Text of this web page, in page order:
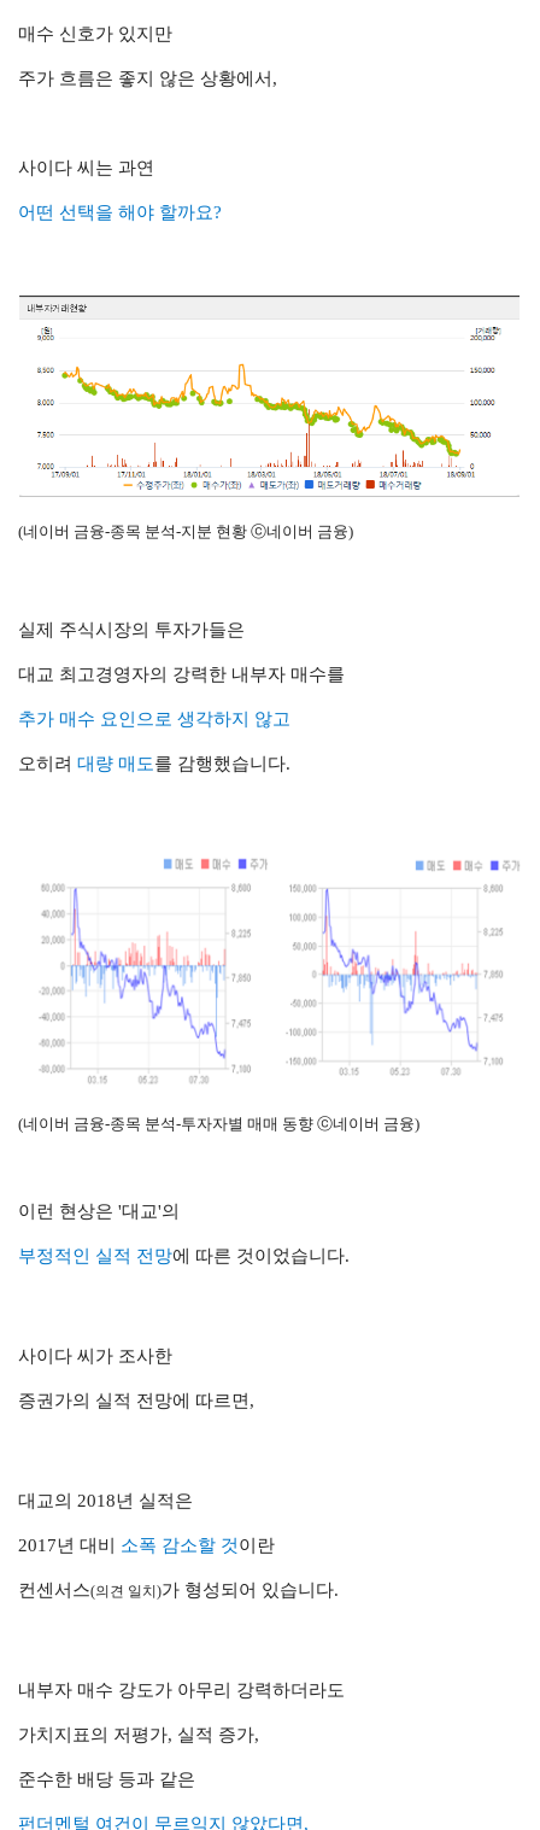
매수 신호가 있지만
주가 흐름은 좋지 않은 상황에서,
사이다 씨는 과연
어떤 선택을 해야 할까요?
(네이버 금융-종목 분석-지분 현황 ⓒ네이버 금융)
실제 주식시장의 투자가들은
대교 최고경영자의 강력한 내부자 매수를
추가 매수 요인으로 생각하지 않고
오히려 대량 매도를 감행했습니다.
(네이버 금융-종목 분석-투자자별 매매 동향 ⓒ네이버 금융)
이런 현상은 '대교'의
부정적인 실적 전망에 따른 것이었습니다.
사이다 씨가 조사한
증권가의 실적 전망에 따르면,
대교의 2018년 실적은
2017년 대비 소폭 감소할 것이란
컨센서스(의견 일치)가 형성되어 있습니다.
내부자 매수 강도가 아무리 강력하더라도
가치지표의 저평가, 실적 증가,
준수한 배당 등과 같은
펀더멘털 여건이 무르익지 않았다면,